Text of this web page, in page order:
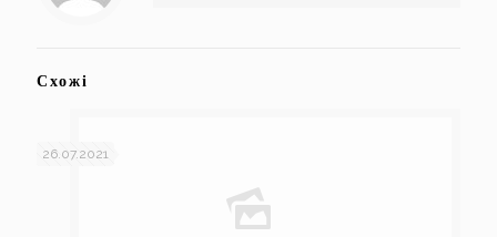
Схожі
26.07.2021